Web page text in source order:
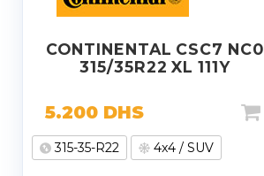
CONTINENTAL CSC7 NC0
315/35R22 XL 111Y
5.200 DHS
315-35-R22 4x4 / SUV